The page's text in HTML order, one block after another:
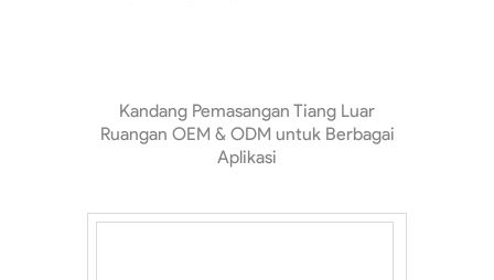
Kandang Pemasangan Tiang Luar
Ruangan OEM & ODM untuk Berbagai
Aplikasi